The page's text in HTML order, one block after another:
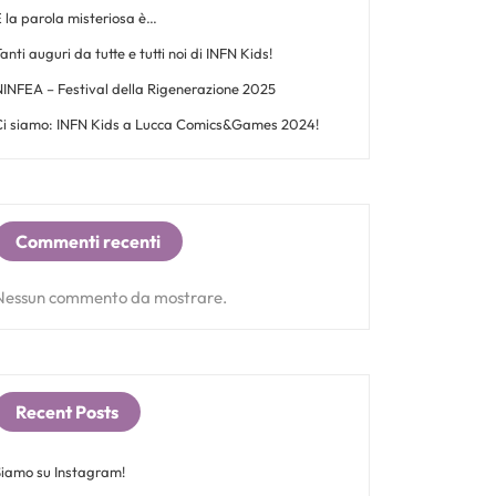
la parola misteriosa è…
auguri da tutte e tutti noi di INFN Kids!
– Festival della Rigenerazione 2025
siamo: INFN Kids a Lucca Comics&Games 2024!
Commenti recenti
commento da mostrare.
Recent Posts
su Instagram!